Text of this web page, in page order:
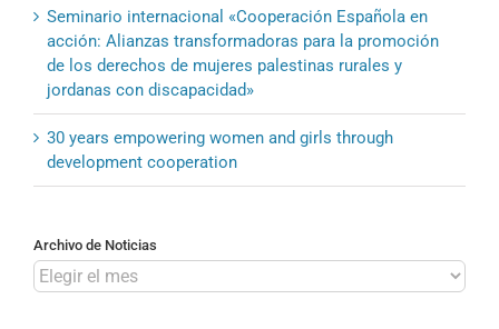
Seminario internacional «Cooperación Española en
acción: Alianzas transformadoras para la promoción
de los derechos de mujeres palestinas rurales y
jordanas con discapacidad»
30 years empowering women and girls through
development cooperation
Archivo de Noticias
Archivo
de